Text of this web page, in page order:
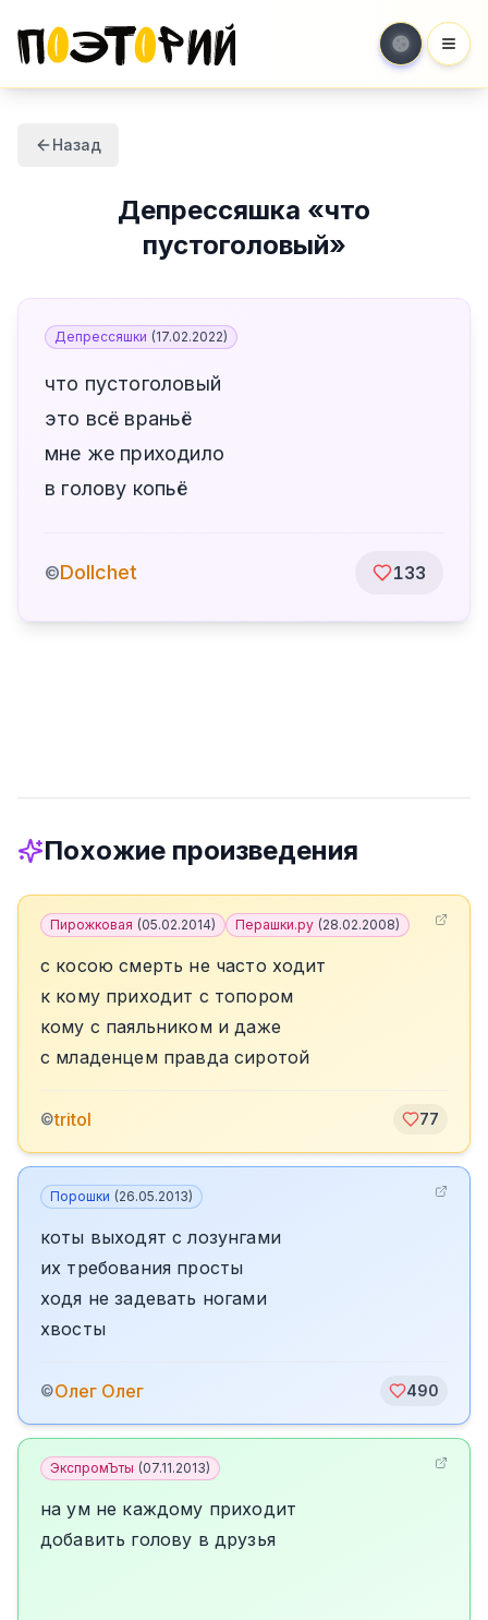
Назад
Депрессяшка «что
пустоголовый»
Депрессяшки (17.02.2022)
что пустоголовый
это всё враньё
мне же приходило
в голову копьё
©Dollchet 133
Похожие произведения
Пирожковая (05.02.2014) Перашки.ру (28.02.2008)
с косою смерть не часто ходит
к кому приходит с топором
кому с паяльником и даже
с младенцем правда сиротой
©tritol 77
Порошки (26.05.2013)
коты выходят с лозунгами
их требования просты
ходя не задевать ногами
хвосты
©Олег Олег 490
ЭкспромЪты (07.11.2013)
на ум не каждому приходит
добавить голову в друзья